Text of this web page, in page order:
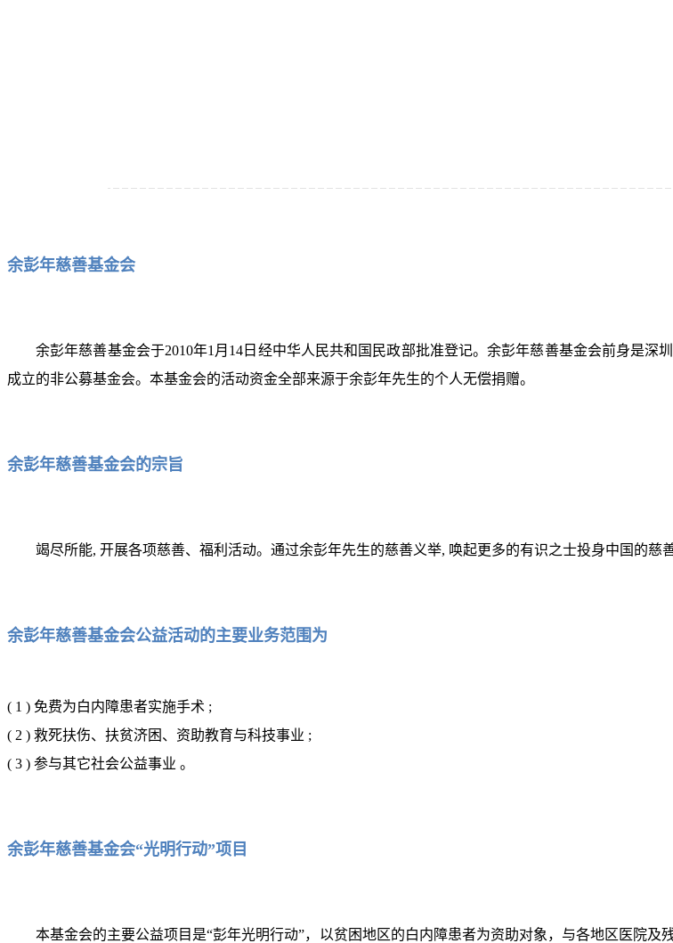
余彭年慈善基金会
余彭年慈善基金会于2010年1月14日经中华人民共和国民政部批准登记。余彭年慈善基金会前身是
成立的非公募基金会。本基金会的活动资金全部来源于余彭年先生的个人无偿捐赠。
余彭年慈善基金会的宗旨
竭尽所能, 开展各项慈善、福利活动。通过余彭年先生的慈善义举, 唤起更多的有识之士投身中国的慈
余彭年慈善基金会公益活动的主要业务范围为
( 1 ) 免费为白内障患者实施手术 ;
( 2 ) 救死扶伤、扶贫济困、资助教育与科技事业 ;
( 3 ) 参与其它社会公益事业 。
余彭年慈善基金会“光明行动”项目
本基金会的主要公益项目是“彭年光明行动”，以贫困地区的白内障患者为资助对象，与各地区医院